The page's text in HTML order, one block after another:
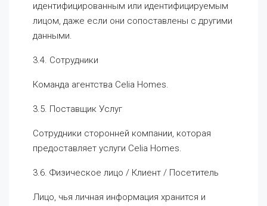
идентифицированным или идентифицируемым
лицом, даже если они сопоставлены с другими
данными.
3.4. Сотрудники
Команда агентства Celia Homes.
3.5. Поставщик Услуг
Сотрудники сторонней компании, которая
предоставляет услуги Celia Homes.
3.6. Физическое лицо / Клиент / Посетитель
Лицо, чья личная информация хранится и